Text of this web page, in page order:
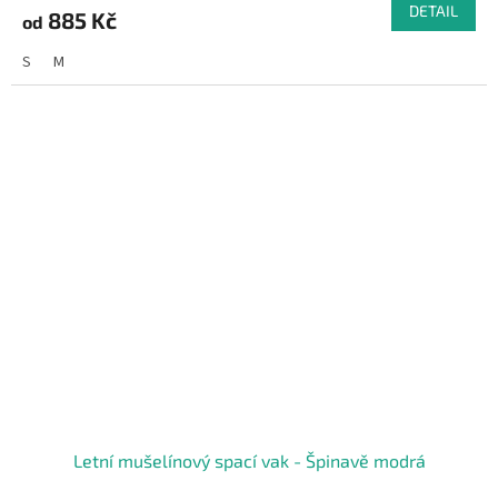
od 885 Kč DETAIL
S M
Letní mušelínový spací vak - Špinavě modrá